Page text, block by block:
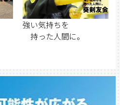
強い気持ちを
持った人間に。